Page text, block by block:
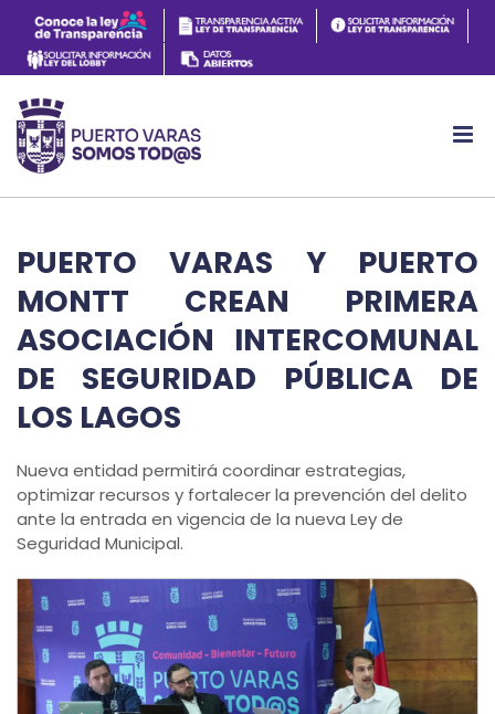
PUERTO VARAS Y PUERTO
MONTT CREAN PRIMERA
ASOCIACIÓN INTERCOMUNAL
DE SEGURIDAD PÚBLICA DE
LOS LAGOS
Nueva entidad permitirá coordinar estrategias,
optimizar recursos y fortalecer la prevención del delito
ante la entrada en vigencia de la nueva Ley de
Seguridad Municipal.